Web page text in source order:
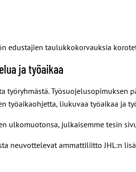
edustajien taulukkokorvauksia
ja työaikaa
työryhmästä.
työaikaohjetta, liukuvaa työaikaa ja
ulkomuotonsa, julkaisemme tesin
neuvottelevat ammattiliitto JHL:n